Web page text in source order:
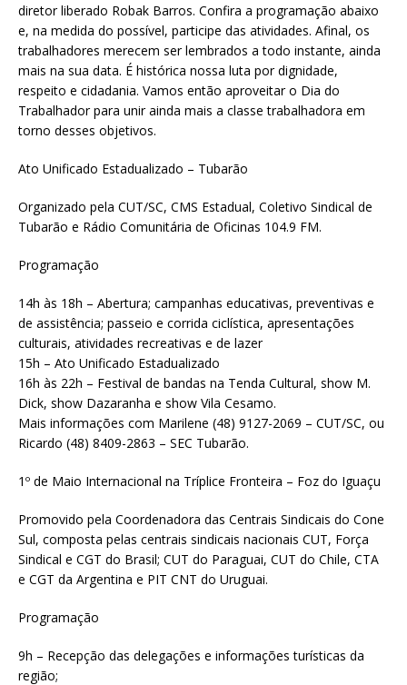
diretor liberado Robak Barros. Confira a programação abaixo
e, na medida do possível, participe das atividades. Afinal, os
trabalhadores merecem ser lembrados a todo instante, ainda
mais na sua data. É histórica nossa luta por dignidade,
respeito e cidadania. Vamos então aproveitar o Dia do
Trabalhador para unir ainda mais a classe trabalhadora em
torno desses objetivos.
Ato Unificado Estadualizado – Tubarão
Organizado pela CUT/SC, CMS Estadual, Coletivo Sindical de
Tubarão e Rádio Comunitária de Oficinas 104.9 FM.
Programação
14h às 18h – Abertura; campanhas educativas, preventivas e
de assistência; passeio e corrida ciclística, apresentações
culturais, atividades recreativas e de lazer
15h – Ato Unificado Estadualizado
16h às 22h – Festival de bandas na Tenda Cultural, show M.
Dick, show Dazaranha e show Vila Cesamo.
Mais informações com Marilene (48) 9127-2069 – CUT/SC, ou
Ricardo (48) 8409-2863 – SEC Tubarão.
1º de Maio Internacional na Tríplice Fronteira – Foz do Iguaçu
Promovido pela Coordenadora das Centrais Sindicais do Cone
Sul, composta pelas centrais sindicais nacionais CUT, Força
Sindical e CGT do Brasil; CUT do Paraguai, CUT do Chile, CTA
e CGT da Argentina e PIT CNT do Uruguai.
Programação
9h – Recepção das delegações e informações turísticas da
região;